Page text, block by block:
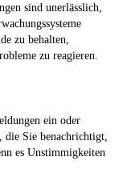
sind unerlässlich,
zu behalten,
zu reagieren.
ein oder
die Sie benachrichtigt,
es Unstimmigkeiten